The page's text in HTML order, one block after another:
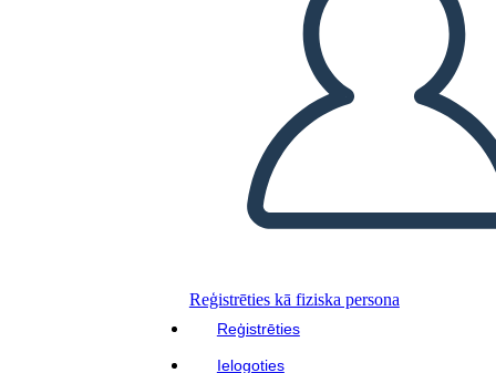
Reģistrēties kā fiziska persona
Reģistrēties
Ielogoties
ATSKAŅOT SLAIDRĀDI
IZLASI MAN